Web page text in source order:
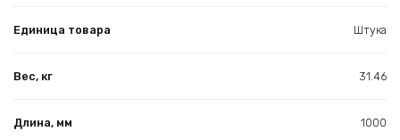
Единица товара Штука
Вес, кг 31.46
Длина, мм 1000